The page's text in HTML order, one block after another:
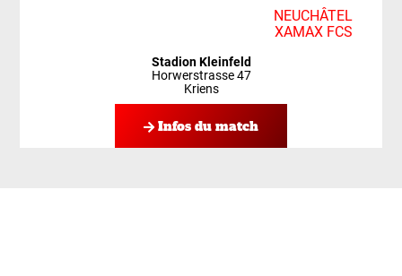
NEUCHÂTEL
XAMAX FCS
Stadion Kleinfeld
Horwerstrasse 47
Kriens
Infos du match